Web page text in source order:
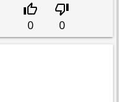
0 0